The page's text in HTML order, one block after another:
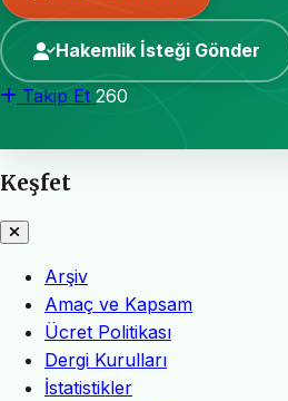
Hakemlik İsteği Gönder
Takip Et 260
Keşfet
Arşiv
Amaç ve Kapsam
Ücret Politikası
Dergi Kurulları
İstatistikler